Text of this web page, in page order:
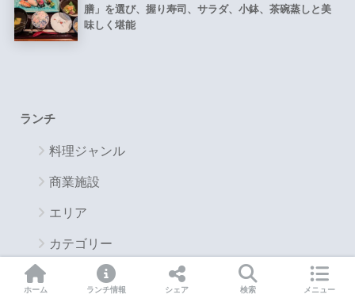
膳」を選び、握り寿司、サラダ、小鉢、茶碗蒸しと美
味しく堪能
ランチ
料理ジャンル
商業施設
エリア
カテゴリー
公式Ｘ
ホーム ランチ情報 シェア 検索 メニュー